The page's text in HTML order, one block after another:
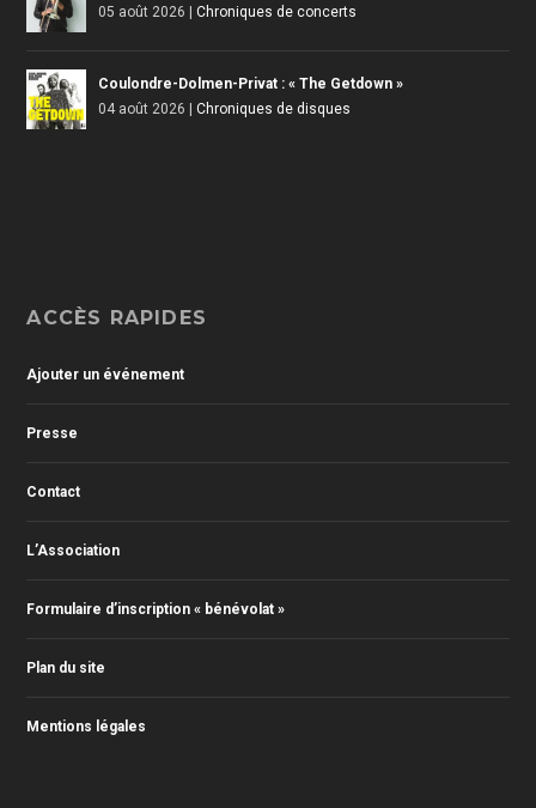
05 août 2026 |Chroniques de concerts
Coulondre-Dolmen-Privat : « The Getdown »
04 août 2026 |Chroniques de disques
ACCÈS RAPIDES
Ajouter un événement
Presse
Contact
L’Association
Formulaire d’inscription « bénévolat »
Plan du site
Mentions légales